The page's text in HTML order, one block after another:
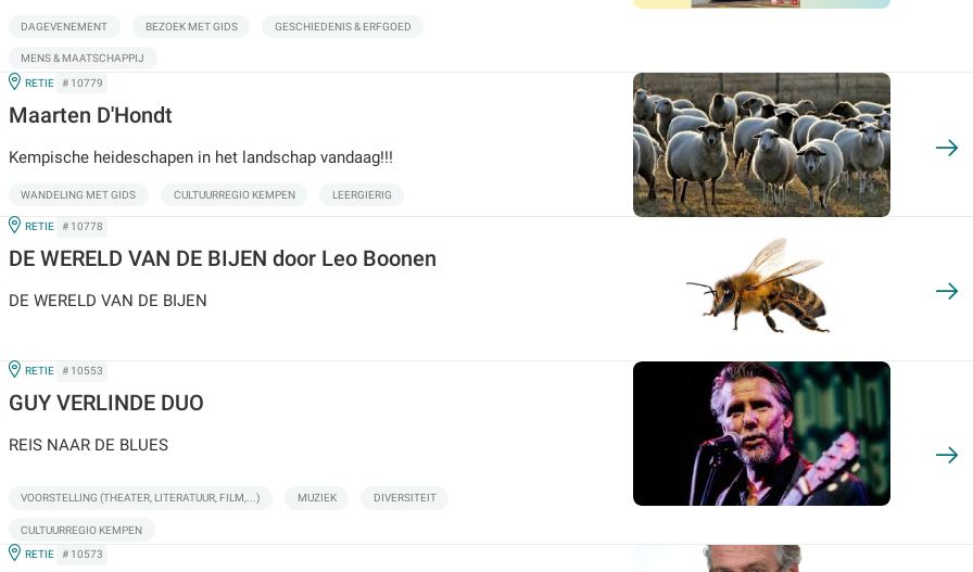
DAGEVENEMENT BEZOEK MET GIDS GESCHIEDENIS & ERFGOED
MENS & MAATSCHAPPIJ
IN
RETIE # 10779
Maarten D'Hondt
Kempische heideschapen in het landschap vandaag!!!
WANDELING MET GIDS CULTUURREGIO KEMPEN LEERGIERIG
IN
RETIE # 10778
DE WERELD VAN DE BIJEN door Leo Boonen
DE WERELD VAN DE BIJEN
IN
RETIE # 10553
GUY VERLINDE DUO
REIS NAAR DE BLUES
VOORSTELLING (THEATER, LITERATUUR, FILM,...) MUZIEK DIVERSITEIT
CULTUURREGIO KEMPEN
IN
RETIE # 10573